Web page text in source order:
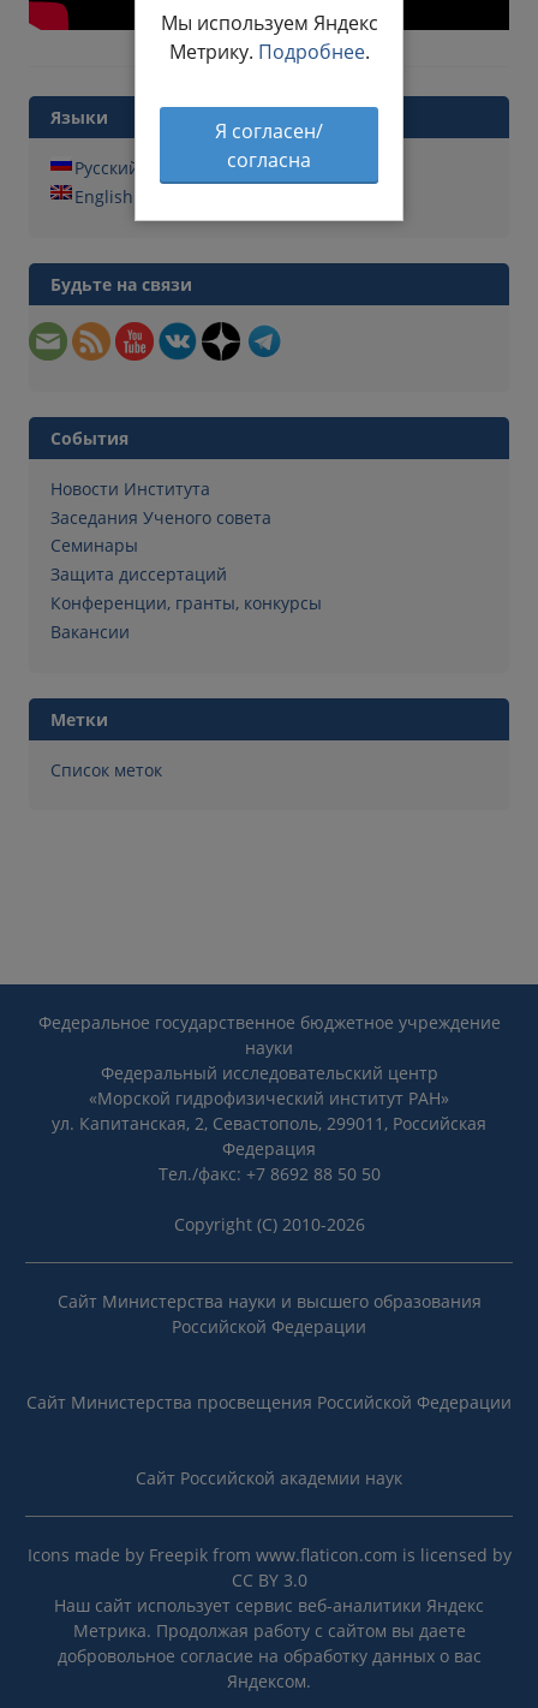
Языки
Русский
English
Будьте на связи
События
Новости Института
Заседания Ученого совета
Семинары
Защита диссертаций
Конференции, гранты, конкурсы
Вакансии
Метки
Список меток
Федеральное государственное бюджетное учреждение
науки
Федеральный исследовательский центр
«Морской гидрофизический институт РАН»
ул. Капитанская, 2, Севастополь, 299011, Российская
Федерация
Тел./факс: +7 8692 88 50 50
Copyright (C) 2010-2026
Сайт Министерства науки и высшего образования
Российской Федерации
Сайт Министерства просвещения Российской Федерации
Сайт Российской академии наук
Icons made by Freepikfrom www.flaticon.com is licensed by
CC BY 3.0
Наш сайт использует сервис веб-аналитики Яндекс
Метрика. Продолжая работу с сайтом вы даете
добровольное согласие на обработку данныхо вас
Яндексом.
Мы используем Яндекс
Метрику. Подробнее.
Я согласен/
согласна